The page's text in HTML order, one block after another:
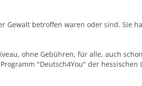
Gewalt betroffen waren oder sind. Sie
ohne Gebühren, für alle, auch
"Deutsch4You" der